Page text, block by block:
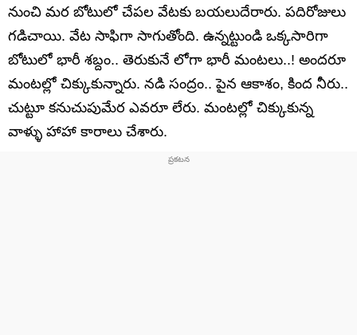
నుంచి మర బోటులో చేపల వేటకు బయలుదేరారు. పదిరోజులు
గడిచాయి. వేట సాఫిగా సాగుతోంది. ఉన్నట్టుండి ఒక్కసారిగా
బోటులో భారీ శబ్దం.. తెరుకునే లోగా భారీ మంటలు..! అందరూ
మంటల్లో చిక్కుకున్నారు. నడి సంద్రం.. పైన ఆకాశం, కింద నీరు..
చుట్టూ కనుచుపుమేర ఎవరూ లేరు. మంటల్లో చిక్కుకున్న
వాళ్ళు హాహా కారాలు చేశారు.